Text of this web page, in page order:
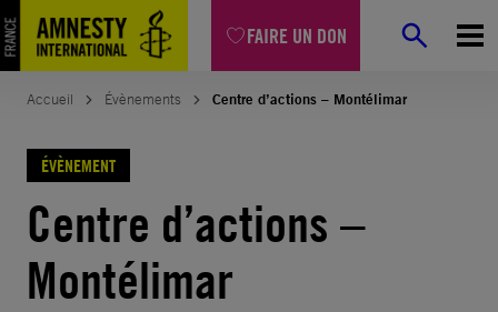
FAIRE UN DON
Accueil Évènements Centre d’actions – Montélimar
ÉVÈNEMENT
Centre d’actions –
Montélimar